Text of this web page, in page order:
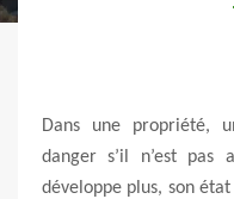
est un véritable
car il ne se
et il
06 est un
Nous